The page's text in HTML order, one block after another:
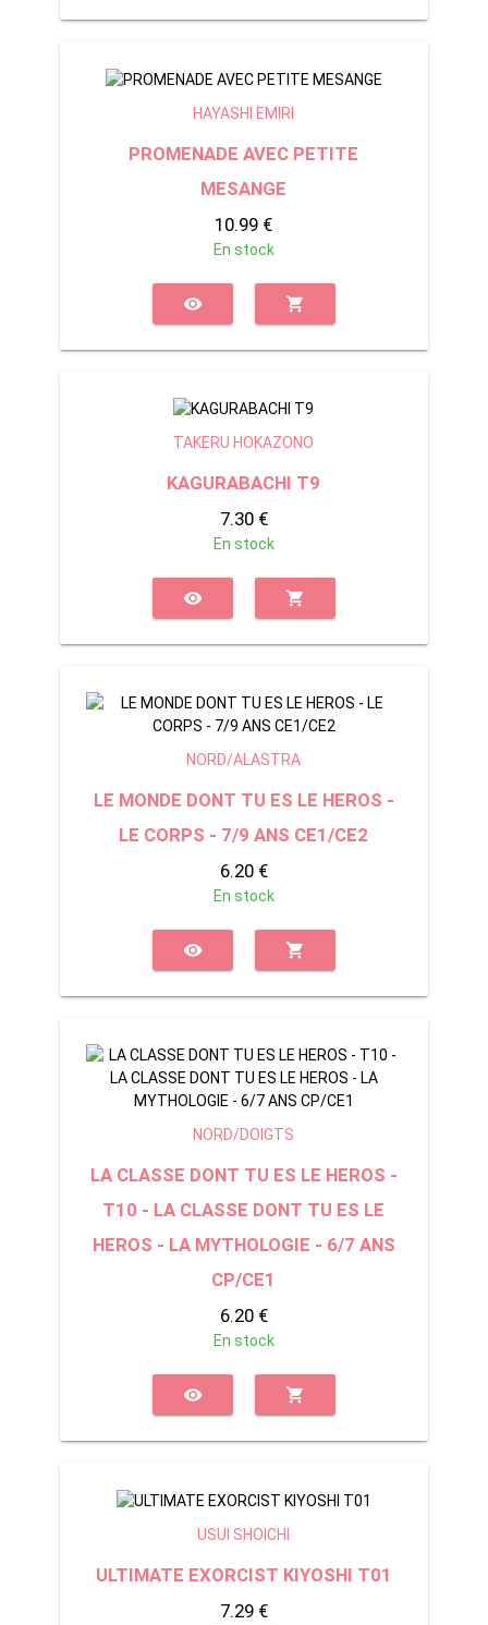
HAYASHI EMIRI
PROMENADE AVEC PETITE
MESANGE
10.99 €
En stock
visibility shopping_cart
TAKERU HOKAZONO
KAGURABACHI T9
7.30 €
En stock
visibility shopping_cart
NORD/ALASTRA
LE MONDE DONT TU ES LE HEROS -
LE CORPS - 7/9 ANS CE1/CE2
6.20 €
En stock
visibility shopping_cart
NORD/DOIGTS
LA CLASSE DONT TU ES LE HEROS -
T10 - LA CLASSE DONT TU ES LE
HEROS - LA MYTHOLOGIE - 6/7 ANS
CP/CE1
6.20 €
En stock
visibility shopping_cart
USUI SHOICHI
ULTIMATE EXORCIST KIYOSHI T01
7.29 €